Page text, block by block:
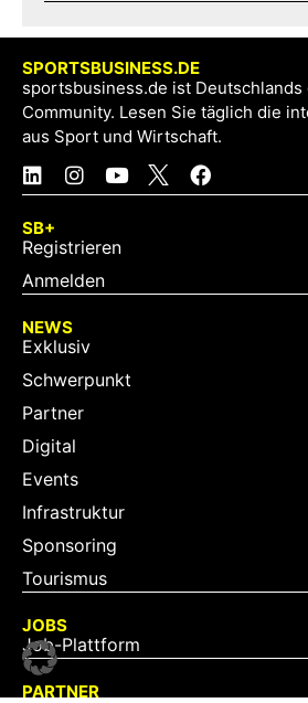
SPORTSBUSINESS.DE
sportsbusiness.de ist
Community. Lesen Sie täglich die
aus Sport und Wirtschaft.
SB+
Registrieren
Anmelden
NEWS
Exklusiv
Schwerpunkt
Partner
Digital
Events
Infrastruktur
Sponsoring
Tourismus
JOBS
Job-Plattform
PARTNER